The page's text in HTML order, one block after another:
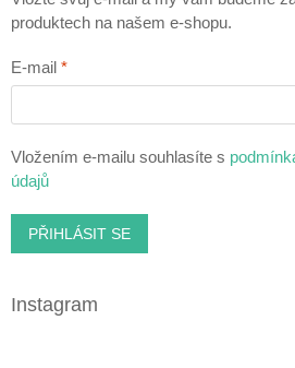
produktech na našem e-shopu.
E-mail
Vložením e-mailu souhlasíte s
údajů
PŘIHLÁSIT SE
Instagram